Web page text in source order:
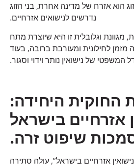
אזרח של מדינה אחרת, בני הזוג
נדרשים לנישואים אזרחיים.
וגלובלית זו היא שיוצרת מתח
לחילונית ומעורבת ברובה, בעוד
של נישואין נותר וידוי וסגור.
היחידה:
אזרחיים בישראל
שיפוט זרה.
אזרחיים בישראל”, עולה סתירה